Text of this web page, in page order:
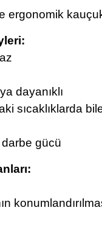
ergonomik
dayanıklı
sıcaklıklarda
gücü